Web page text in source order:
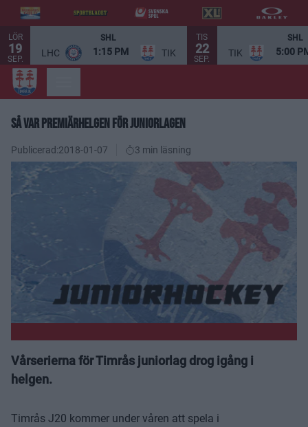
LÖR
19
SEP.
SHL
LHC 1:15 PM TIK
TIS
22
SEP.
SHL
TIK 5:00
SÅ VAR PREMIÄRHELGEN FÖR JUNIORLAGEN
Publicerad:2018-01-07 3 min läsning
Vårserierna för Timrås juniorlag drog igång i
helgen.
Timrås J20 kommer under våren att spela i